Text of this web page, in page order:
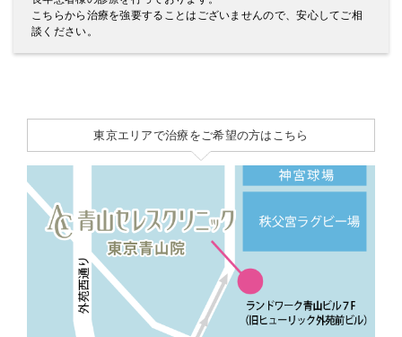
こちらから治療を強要することはございませんので、安心してご相
談ください。
東京エリアで治療をご希望の方はこちら